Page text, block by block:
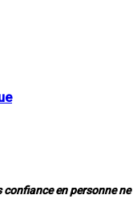
en personne ne